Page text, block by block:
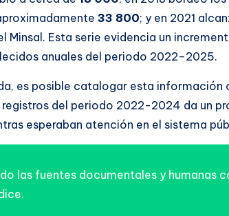
33 800; y en 2021
Minsal. Esta serie evidencia un
anuales del periodo 2022–2025.
es posible catalogar esta información
registros del periodo 2022-2024 da un
esperaban atención en el sistema
las fuentes documentales y humanas